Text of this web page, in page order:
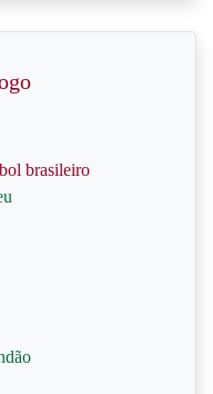
brasileiro